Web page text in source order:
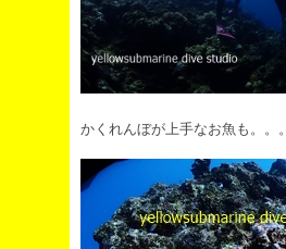
かくれんぼが上手なお魚も。。。